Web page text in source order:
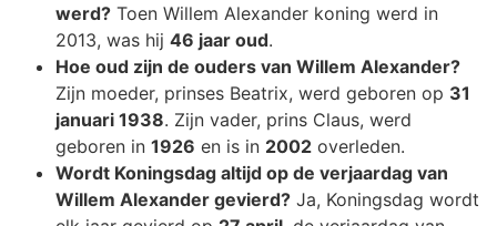
werd? Toen Willem Alexander koning werd in
2013, was hij 46 jaar oud.
Hoe oud zijn de ouders van Willem Alexander?
Zijn moeder, prinses Beatrix, werd geboren op 31
januari 1938. Zijn vader, prins Claus, werd
geboren in 1926 en is in 2002 overleden.
Wordt Koningsdag altijd op de verjaardag van
Willem Alexander gevierd? Ja, Koningsdag wordt